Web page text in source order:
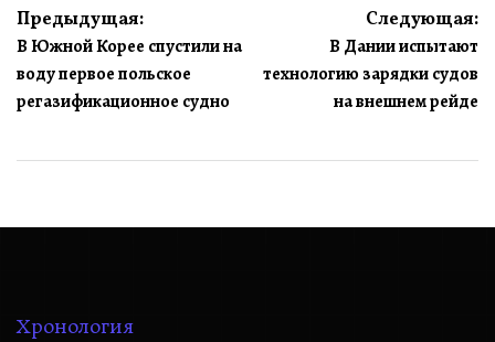
Навигация
по
записям
Предыдущая:
В Южной Корее спустили на
воду первое польское
регазификационное судно
Следующая:
В Дании испытают
технологию зарядки судов
на внешнем рейде
Хронология